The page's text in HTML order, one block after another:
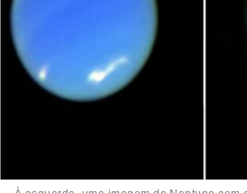
de alta
ou
CONTINUAR
CONFIGURAÇÕES